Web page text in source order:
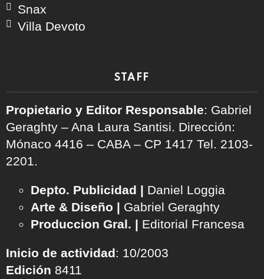
Snax
Villa Devoto
STAFF
Propietario y Editor Responsable: Gabriel
Geraghty – Ana Laura Santisi. Dirección:
Mónaco 4416 – CABA – CP 1417 Tel. 2103-
2201.
Depto. Publicidad | Daniel Loggia
Arte & Diseño | Gabriel Geraghty
Produccion Gral. | Editorial Francesa
Inicio de actividad: 10/2003
Edición 8411